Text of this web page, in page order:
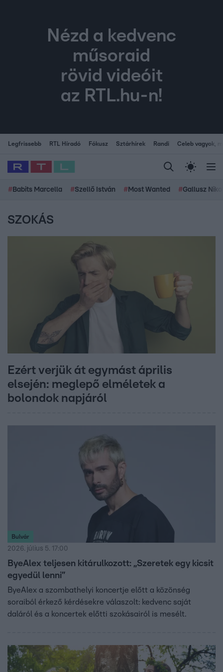
Nézd a kedvenc
műsoraid
rövid videóit
az RTL.hu-n!
Legfrissebb RTL Híradó Fókusz Sztárhírek Randi Celeb vagyok,
# Babits Marcella #Szellő István # Most Wanted #Gallusz
SZOKÁS
Ezért verjük át egymást április
elsején: meglepő elméletek a
bolondok napjáról
Bulvár
2026. július 5. 17:00
ByeAlex teljesen kitárulkozott: „Szeretek egy kicsit
egyedül lenni”
ByeAlex a szombathelyi koncertje előtt a közönség
soraiból érkező kérdésekre válaszolt: kedvenc saját
daláról és a koncertek előtti szokásairól is mesélt.